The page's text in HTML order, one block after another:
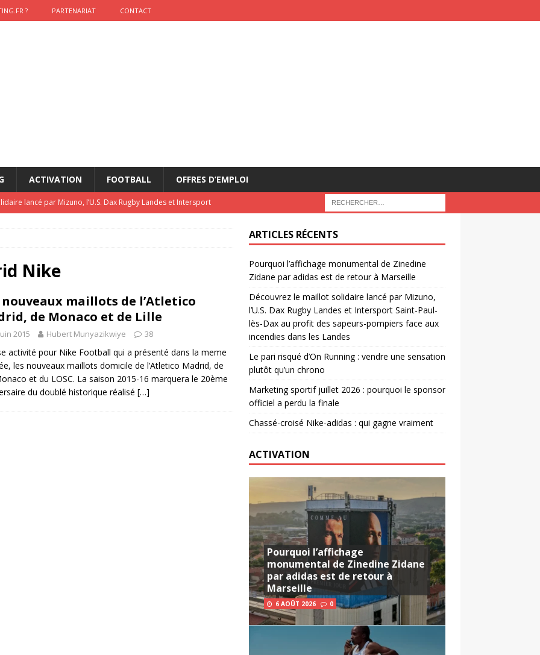
? PARTENARIAT CONTACT
ACTIVATION FOOTBALL OFFRES D’EMPLOI
lancé par Mizuno, l’U.S. Dax Rugby Landes et Intersport
: vendre une sensation plutôt qu’un chrono
: pourquoi le sponsor officiel a perdu la finale
: qui gagne vraiment
FOOTBALL
de Zinedine Zidane par adidas est de retour à
Nike
nouveaux maillots de l’Atletico
de Monaco et de Lille
2015 Hubert Munyazikwiye 38
activité pour Nike Football qui a présenté dans la meme
les nouveaux maillots domicile de l’Atletico Madrid, de
et du LOSC. La saison 2015-16 marquera le 20ème
du doublé historique réalisé […]
ARTICLES RÉCENTS
Pourquoi l’affichage monumental de Zinedine
Zidane par adidas est de retour à Marseille
Découvrez le maillot solidaire lancé par Mizuno,
l’U.S. Dax Rugby Landes et Intersport Saint-Paul-
lès-Dax au profit des sapeurs-pompiers face aux
incendies dans les Landes
Le pari risqué d’On Running : vendre une sensation
plutôt qu’un chrono
Marketing sportif juillet 2026 : pourquoi le sponsor
officiel a perdu la finale
Chassé-croisé Nike-adidas : qui gagne vraiment
ACTIVATION
Pourquoi l’affichage
monumental de Zinedine Zidane
par adidas est de retour à
Marseille
6 AOÛT 2026 0